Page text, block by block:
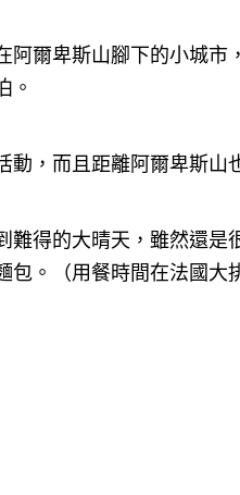
阿爾卑斯山腳下的小城
。
，而且距離阿爾卑斯山
得的大晴天，雖然還是
包。（用餐時間在法國